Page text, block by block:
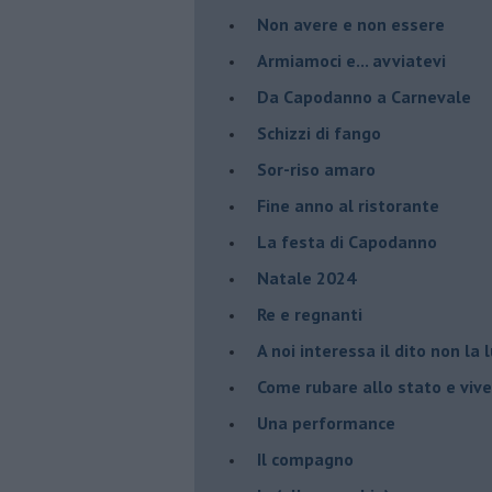
Non avere e non essere
Armiamoci e... avviatevi
Da Capodanno a Carnevale
Schizzi di fango
Sor-riso amaro
Fine anno al ristorante
La festa di Capodanno
Natale 2024
Re e regnanti
A noi interessa il dito non la
Come rubare allo stato e
Una performance
Il compagno